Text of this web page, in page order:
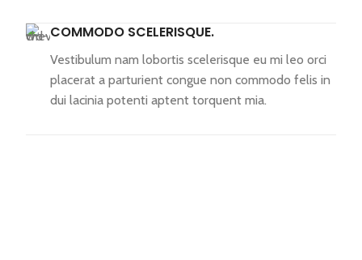
COMMODO SCELERISQUE.
Vestibulum nam lobortis scelerisque eu mi leo orci
placerat a parturient congue non commodo felis in
dui lacinia potenti aptent torquent mia.